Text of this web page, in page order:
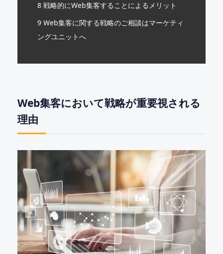
8戦略的にWeb集客することによるメリット
9Web集客に関する戦略のご相談はマーケティ
ングユニットへ
Web集客において戦略が重要視される
理由